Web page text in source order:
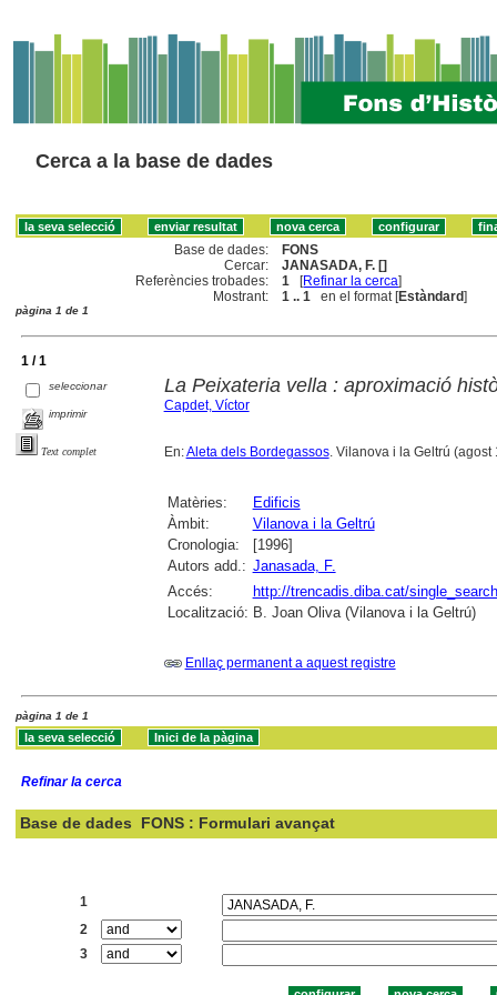
Cerca a la base de dades
Base de dades:
FONS
Cercar:
JANASADA, F. []
Referències trobades:
1 [Refinar la cerca]
Mostrant:
1 .. 1 en el format [Estàndard]
pàgina 1 de 1
1 / 1
seleccionar
imprimir
Text complet
La Peixateria vella : aproximació
Capdet, Víctor
En:Aleta dels Bordegassos. Vilanova i la Geltrú (agost
Matèries:
Edificis
Àmbit:
Vilanova i la Geltrú
Cronologia:
[1996]
Autors add.: Janasada, F.
Accés:
http://trencadis.diba.cat/
Localització: B. Joan Oliva (Vilanova i la Geltrú)
Enllaç permanent a aquest registre
pàgina 1 de 1
Refinar la cerca
Base de dades FONS : Formulari avançat
1
2
3